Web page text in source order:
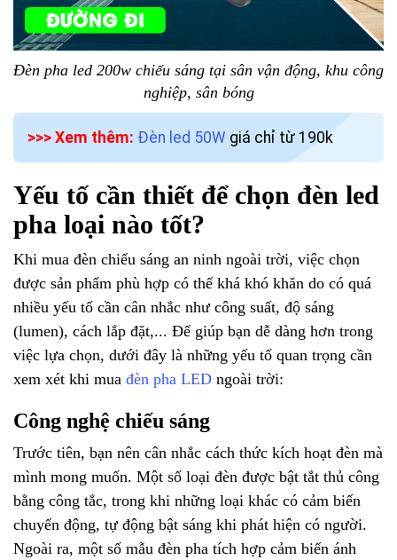
Đèn pha led 200w chiếu sáng tại sân vận động, khu công
nghiệp, sân bóng
>>> Xem thêm: Đèn led 50W giá chỉ từ 190k
Yếu tố cần thiết để chọn đèn led
pha loại nào tốt?
Khi mua đèn chiếu sáng an ninh ngoài trời, việc chọn
được sản phẩm phù hợp có thể khá khó khăn do có quá
nhiều yếu tố cần cân nhắc như công suất, độ sáng
(lumen), cách lắp đặt,... Để giúp bạn dễ dàng hơn trong
việc lựa chọn, dưới đây là những yếu tố quan trọng cần
xem xét khi mua đèn pha LED ngoài trời:
Công nghệ chiếu sáng
Trước tiên, bạn nên cân nhắc cách thức kích hoạt đèn mà
mình mong muốn. Một số loại đèn được bật tắt thủ công
bằng công tắc, trong khi những loại khác có cảm biến
chuyển động, tự động bật sáng khi phát hiện có người.
Ngoài ra, một số mẫu đèn pha tích hợp cảm biến ánh